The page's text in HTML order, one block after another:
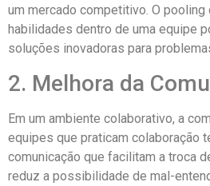
um mercado competitivo. O
habilidades dentro de uma equipe
soluções inovadoras para
2. Melhora da
Em um ambiente colaborativo, a
equipes que praticam colaboração
comunicação que facilitam a troca
reduz a possibilidade de mal-